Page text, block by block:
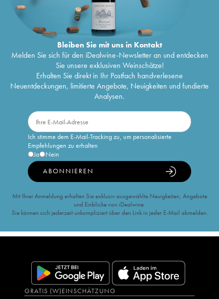
Bleiben Sie mit uns in Kontakt
Melden Sie sich für den iDealwine-Newsletter an und entdecken
Sie unsere exklusiven Weinschätze!
Erhalten Sie direkt in Ihr Postfach handverlesene
Neuentdeckungen, limitierte Angebote, Neuigkeiten und fundierte
Analysen.
Ich stimme dem E-Mail-Tracking zu, um personalisierte
Empfehlungen zu erhalten
Ja
Nein
ABONNIEREN
Mit Ihrer Anmeldung erhalten Sie exklusiv ausgewählte Neuigkeiten, Angebote
und Einblicke von iDealwine.
Sie können sich jederzeit unkompliziert über den Link in jeder E-Mail abmelden.
GRATIS (W)EINSCHÄTZUNG